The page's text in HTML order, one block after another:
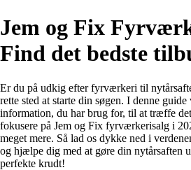
Jem og Fix
Find det bedste
Er du på udkig efter fyrværkeri til
rette sted at starte din søgen. I denne
information, du har brug for, til at træffe
fokusere på Jem og Fix fyrværkerisalg i
meget mere. Så lad os dykke ned i
og hjælpe dig med at gøre din nytårsaften
perfekte krudt!